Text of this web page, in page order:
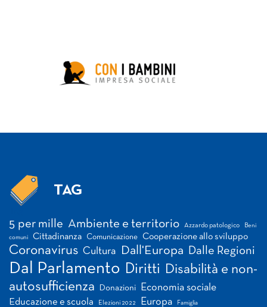
TAG
5 per mille Ambiente e territorio Azzardo patologico Beni
comuni Cittadinanza Comunicazione Cooperazione allo sviluppo
Coronavirus Cultura Dall'Europa Dalle Regioni
Dal Parlamento Diritti
Disabilità e non-
autosufficienza
Donazioni Economia sociale
Educazione e scuola Elezioni 2022 Europa Famiglia